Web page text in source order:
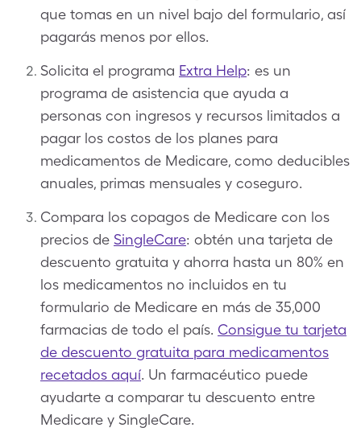
que tomas en un nivel bajo del formulario, así
pagarás menos por ellos.
Solicita el programa Extra Help: es un
programa de asistencia que ayuda a
personas con ingresos y recursos limitados a
pagar los costos de los planes para
medicamentos de Medicare, como deducibles
anuales, primas mensuales y coseguro.
Compara los copagos de Medicare con los
precios de SingleCare: obtén una tarjeta de
descuento gratuita y ahorra hasta un 80% en
los medicamentos no incluidos en tu
formulario de Medicare en más de 35,000
farmacias de todo el país. Consigue tu tarjeta
de descuento gratuita para medicamentos
recetados aquí. Un farmacéutico puede
ayudarte a comparar tu descuento entre
Medicare y SingleCare.